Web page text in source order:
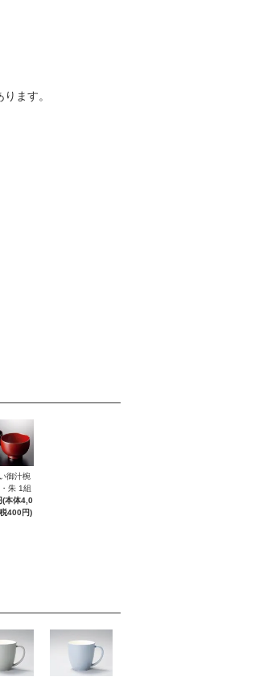
ます。
御汁椀
朱 1組
(本体4,0
400円)